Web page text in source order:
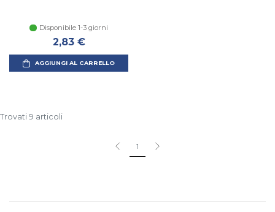
Disponibile 1-3 giorni
2,83 €
AGGIUNGI AL CARRELLO
Trovati 9 articoli
1